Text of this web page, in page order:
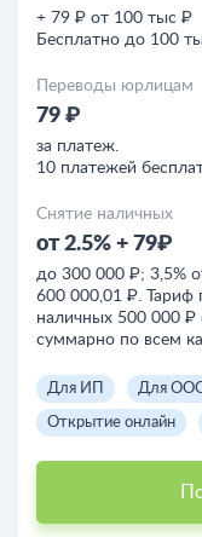
+ 79 ₽ от 100 тыс ₽
Бесплатно до 100
Переводы юрлицам
79 ₽
за платеж.
10 платежей
Снятие наличных
от 2.5% + 79₽
до 300 000 ₽; 3,5%
600 000,01 ₽. Тариф
наличных 500 000 ₽
суммарно по всем
Для ИП Для
Открытие онлайн